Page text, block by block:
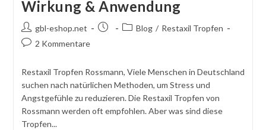
Wirkung & Anwendung
Autor
des
gbl-eshop.net
BeitragBeitragskategorie:
Blog / Restaxil Tropfen
Kommentare
2 Kommentare
Restaxil Tropfen Rossmann, Viele Menschen in Deutschland
suchen nach natürlichen Methoden, um Stress und
Angstgefühle zu reduzieren. Die Restaxil Tropfen von
Rossmann werden oft empfohlen. Aber was sind diese
Tropfen...